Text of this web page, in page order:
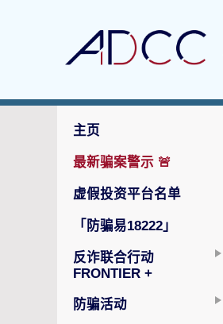
主页
最新骗案警示 🚨
虚假投资平台名单
「防骗易18222」
反诈联合行动
FRONTIER +
防骗活动